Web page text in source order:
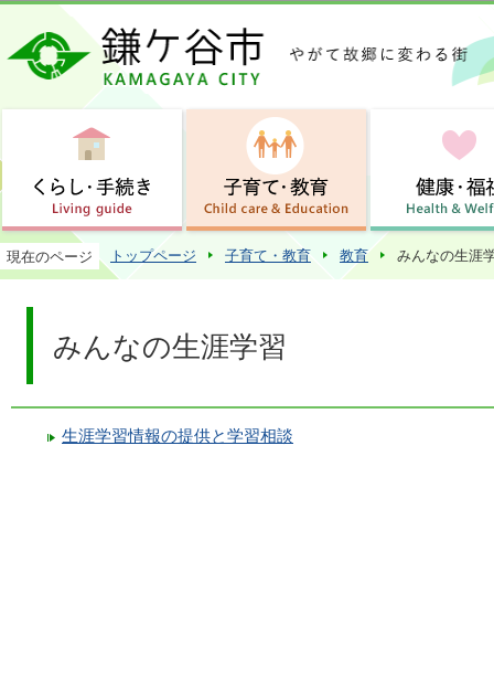
この
現在のページ トップページ 子育て・教育 教育 みんなの生涯
みんなの生涯学習
生涯学習情報の提供と学習相談